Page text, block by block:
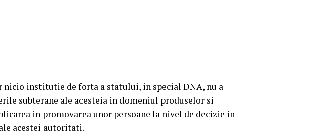
nicio institutie de forta a statului, in special DNA, nu a
subterane ale acesteia in domeniul produselor si
in promovarea unor persoane la nivel de decizie in
acestei autoritati.